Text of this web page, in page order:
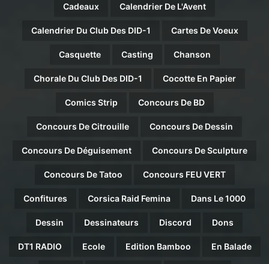
Cadeaux Calendrier De L'Avent
Calendrier Du Club Des DID-1 Cartes De Voeux
Casquette Casting Chanson
Chorale Du Club Des DID-1 Cocotte En Papier
Comics Strip Concours De BD
Concours De Citrouille Concours De Dessin
Concours De Déguisement Concours De Sculpture
Concours De Tatoo Concours FEU VERT
Confitures Corsica Raid Femina Dans Le 1000
Dessin Dessinateurs Discord Dons
DT1 RADIO Ecole Edition Bamboo En Balade